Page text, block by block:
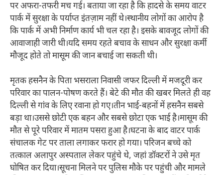
पर अफरा-तफरी मच गई। बताया जा रहा है कि हादसे के समय वाटर
पार्क में सुरक्षा के पर्याप्त इंतज़ाम नहीं थे।स्थानीय लोगों का आरोप है
कि पार्क में अभी निर्माण कार्य भी चल रहा है। इसके बावजूद लोगों की
आवाजाही जारी थी।यदि समय रहते बचाव के साधन और सुरक्षा कर्मी
मौजूद होते तो मासूम की जान बचाई जा सकती थी।
मृतक हसनैन के पिता भसराला निवासी जफर दिल्ली में मजदूरी कर
परिवार का पालन-पोषण करते हैं। बेटे की मौत की खबर मिलते ही वह
दिल्ली से गांव के लिए रवाना हो गए।तीन भाई-बहनों में हसनैन सबसे
बड़ा था।उससे छोटी एक बहन और सबसे छोटा एक भाई है।मासूम की
मौत से पूरे परिवार में मातम पसरा हुआ है।घटना के बाद वाटर पार्क
संचालक गेट पर ताला लगाकर फरार हो गया। परिजन बच्चे को
तत्काल अलापुर अस्पताल लेकर पहुंचे थे, जहां डॉक्टरों ने उसे मृत
घोषित कर दिया।सूचना मिलने पर पुलिस मौके पर पहुंची और मामले